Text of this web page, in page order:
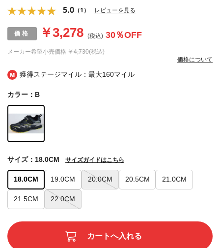
獲得ステージマイル：最大160マイル
5.0 （1） レビューを見る
メーカー希望小売価格 ￥4,730(税込)
￥3,278 (税込) 30％OFF
価格について
カラー：B
18.0CM 19.0CM 20.0CM 20.5CM 21.0CM
21.5CM 22.0CM
サイズ：18.0CM サイズガイドはこちら